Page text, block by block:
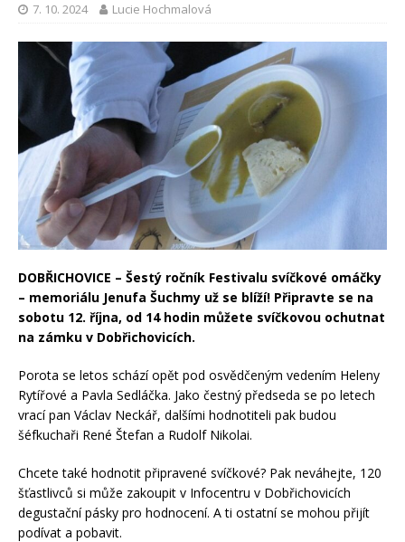
7. 10. 2024 Lucie Hochmalová
DOBŘICHOVICE – Šestý ročník Festivalu svíčkové omáčky
– memoriálu Jenufa Šuchmy už se blíží! Připravte se na
sobotu 12. října, od 14 hodin můžete svíčkovou ochutnat
na zámku v Dobřichovicích.
Porota se letos schází opět pod osvědčeným vedením Heleny
Rytířové a Pavla Sedláčka. Jako čestný předseda se po letech
vrací pan Václav Neckář, dalšími hodnotiteli pak budou
šéfkuchaři René Štefan a Rudolf Nikolai.
Chcete také hodnotit připravené svíčkové? Pak neváhejte, 120
šťastlivců si může zakoupit v Infocentru v Dobřichovicích
degustační pásky pro hodnocení. A ti ostatní se mohou přijít
podívat a pobavit.